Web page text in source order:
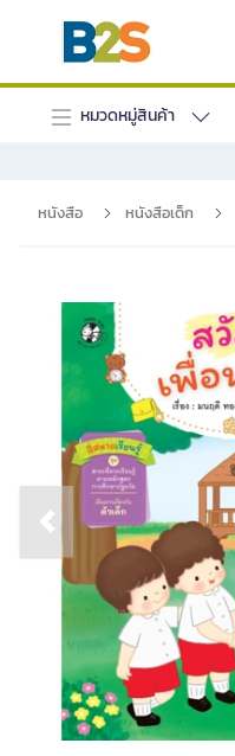
หมวดหมู่สินค้า
หนังสือ หนังสือเด็ก
Previous slide